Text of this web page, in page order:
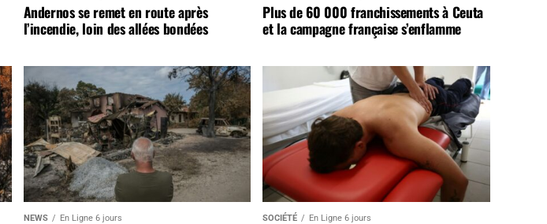
Andernos se remet en route après
l’incendie, loin des allées bondées
Plus de 60 000 franchissements à Ceuta
et la campagne française s’enflamme
NEWS En Ligne 6 jours SOCIÉTÉ En Ligne 6 jours